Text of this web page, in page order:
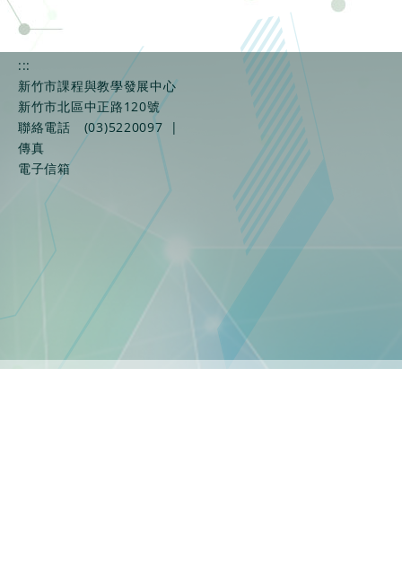
:::
新竹市課程與教學發展中心
新竹市北區中正路120號
聯絡電話
(03)5220097
|
傳真
電子信箱